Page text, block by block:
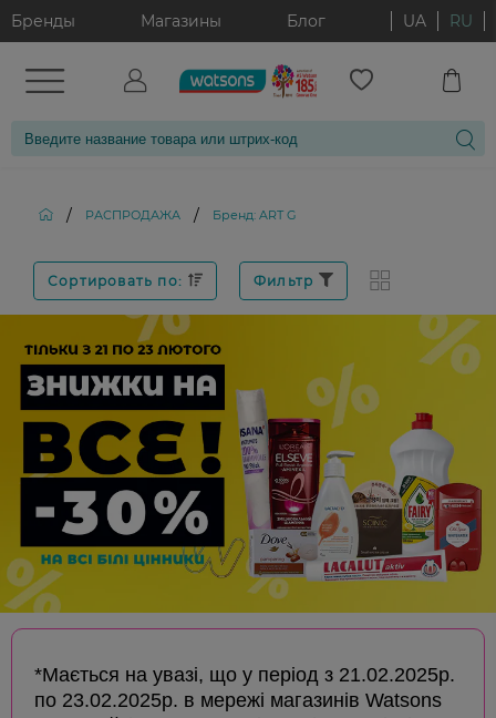
Бренды Магазины Блог UA RU
/ РАСПРОДАЖА / Бренд: ART G
Сортировать по: Фильтр
*Мається на увазі, що у період з 21.02.2025р.
по 23.02.2025р. в мережі магазинів Watsons